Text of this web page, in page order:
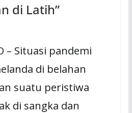
di Latih”
– Situasi pandemi
di belahan
suatu peristiwa
di sangka dan